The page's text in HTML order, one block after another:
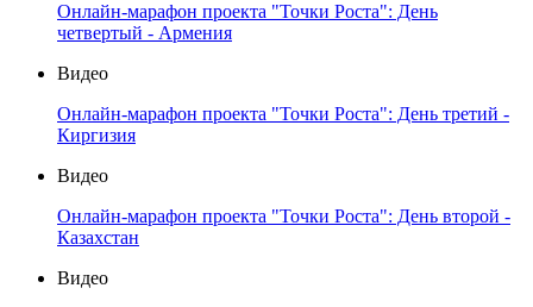
Онлайн-марафон проекта "Точки Роста": День
четвертый - Армения
Видео
Онлайн-марафон проекта "Точки Роста": День третий -
Киргизия
Видео
Онлайн-марафон проекта "Точки Роста": День второй -
Казахстан
Видео